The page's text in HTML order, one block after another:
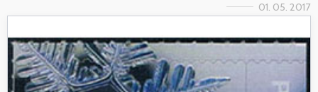
01. 05. 2017